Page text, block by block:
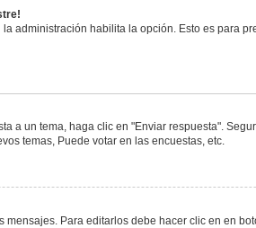
administración habilita la opción. Esto es para
a un tema, haga clic en "Enviar respuesta".
temas, Puede votar en las encuestas, etc.
Para editarlos debe hacer clic en en